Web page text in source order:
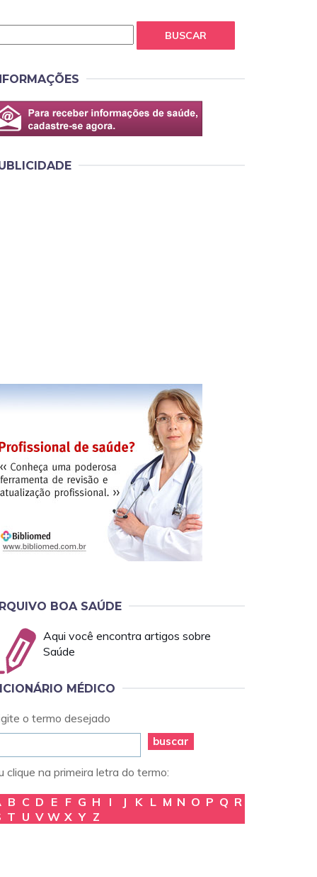
BUSCAR
BOA SAÚDE
Aqui você encontra artigos sobre
Saúde
MÉDICO
o termo desejado
buscar
clique na primeira letra do termo:
B C D E F G H I J K L M N O P Q R
T U V W X Y Z